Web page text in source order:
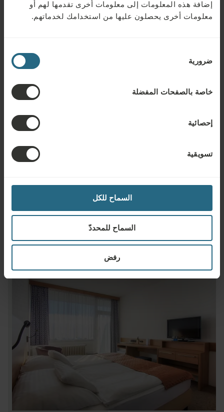
إضافة هذه المعلومات إلى معلومات أخرى تقدمها لهم أو
معلومات أخرى يحصلون عليها من استخدامك لخدماتهم.
الموافقة
ضرورية
خاصة بالصفحات المفضلة
إحصائية
تسويقية
السماح للكل
السماح للمحددّ
رفض
مغسلة
مناشف للسبا والعافية